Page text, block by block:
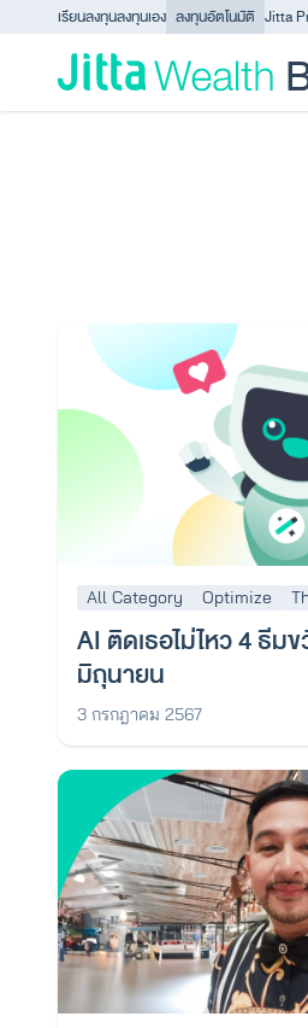
Skip to content - ข้ามไปที่เนื้อหา
เรียนลงทุนลงทุนเอง ลงทุนอัตโนมัติ Jitta
All Category Optimize
AI ติดเธอไม่ไหว 4 ธีม
มิถุนายน
3 กรกฎาคม 2567